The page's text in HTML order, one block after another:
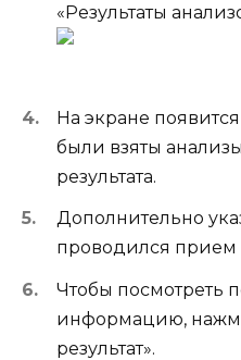
«Результаты
На экране
были взяты
результата.
Дополнительно
проводился прием
Чтобы посмотреть
информацию,
результат».